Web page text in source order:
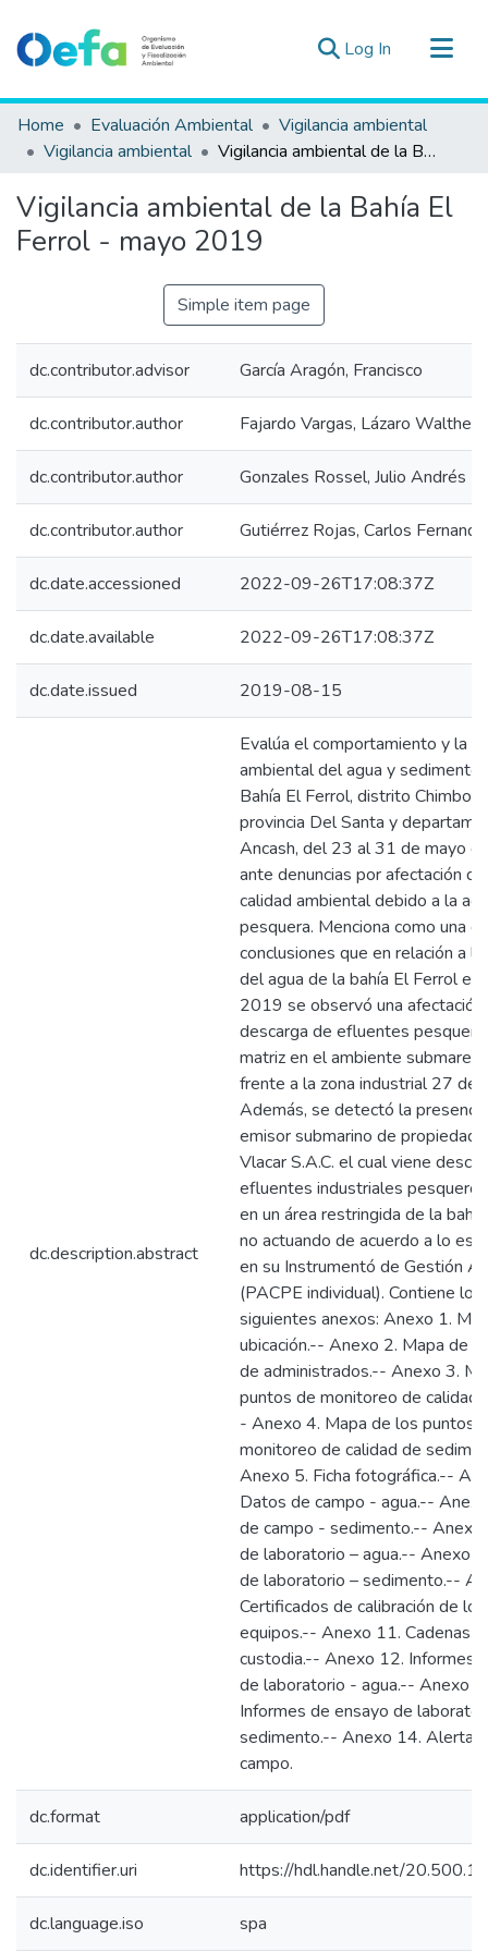
Log In (current)
Communities & Collections
All of DSpace
Estad. Externas
Guias ▾
Home Evaluación Ambiental
Vigilancia ambiental
Vigilancia ambiental
Vigilancia ambiental de la Bahía El Ferrol - mayo 2019
Vigilancia ambiental de la Bahía El
Ferrol - mayo 2019
Simple item page
dc.contributor.advisor García Aragón, Francisco
dc.contributor.author Fajardo Vargas, Lázaro Walther
dc.contributor.author Gonzales Rossel, Julio Andrés
dc.contributor.author Gutiérrez Rojas, Carlos Fernando
dc.date.accessioned 2022-09-26T17:08:37Z
dc.date.available 2022-09-26T17:08:37Z
dc.date.issued 2019-08-15
dc.description.abstract
Evalúa el comportamiento y la
ambiental del agua y
Bahía El Ferrol, distrito
provincia Del Santa y
Ancash, del 23 al 31 de mayo
ante denuncias por afectación
calidad ambiental debido a la
pesquera. Menciona como una
conclusiones que en relación a
del agua de la bahía El Ferrol en
2019 se observó una afectación
descarga de efluentes
matriz en el ambiente
frente a la zona industrial 27 de
Además, se detectó la
emisor submarino de propiedad
Vlacar S.A.C. el cual viene
efluentes industriales
en un área restringida de la
no actuando de acuerdo a lo
en su Instrumentó de Gestión
(PACPE individual). Contiene los
siguientes anexos: Anexo 1.
ubicación.-- Anexo 2. Mapa de
de administrados.-- Anexo 3.
puntos de monitoreo de calidad
- Anexo 4. Mapa de los puntos
monitoreo de calidad de
Anexo 5. Ficha fotográfica.--
Datos de campo - agua.--
de campo - sedimento.--
de laboratorio – agua.-- Anexo
de laboratorio – sedimento.--
Certificados de calibración de los
equipos.-- Anexo 11. Cadenas
custodia.-- Anexo 12. Informes
de laboratorio - agua.-- Anexo
Informes de ensayo de
sedimento.-- Anexo 14. Alertas
campo.
dc.format application/pdf
dc.identifier.uri https://hdl.handle.net/
dc.language.iso spa